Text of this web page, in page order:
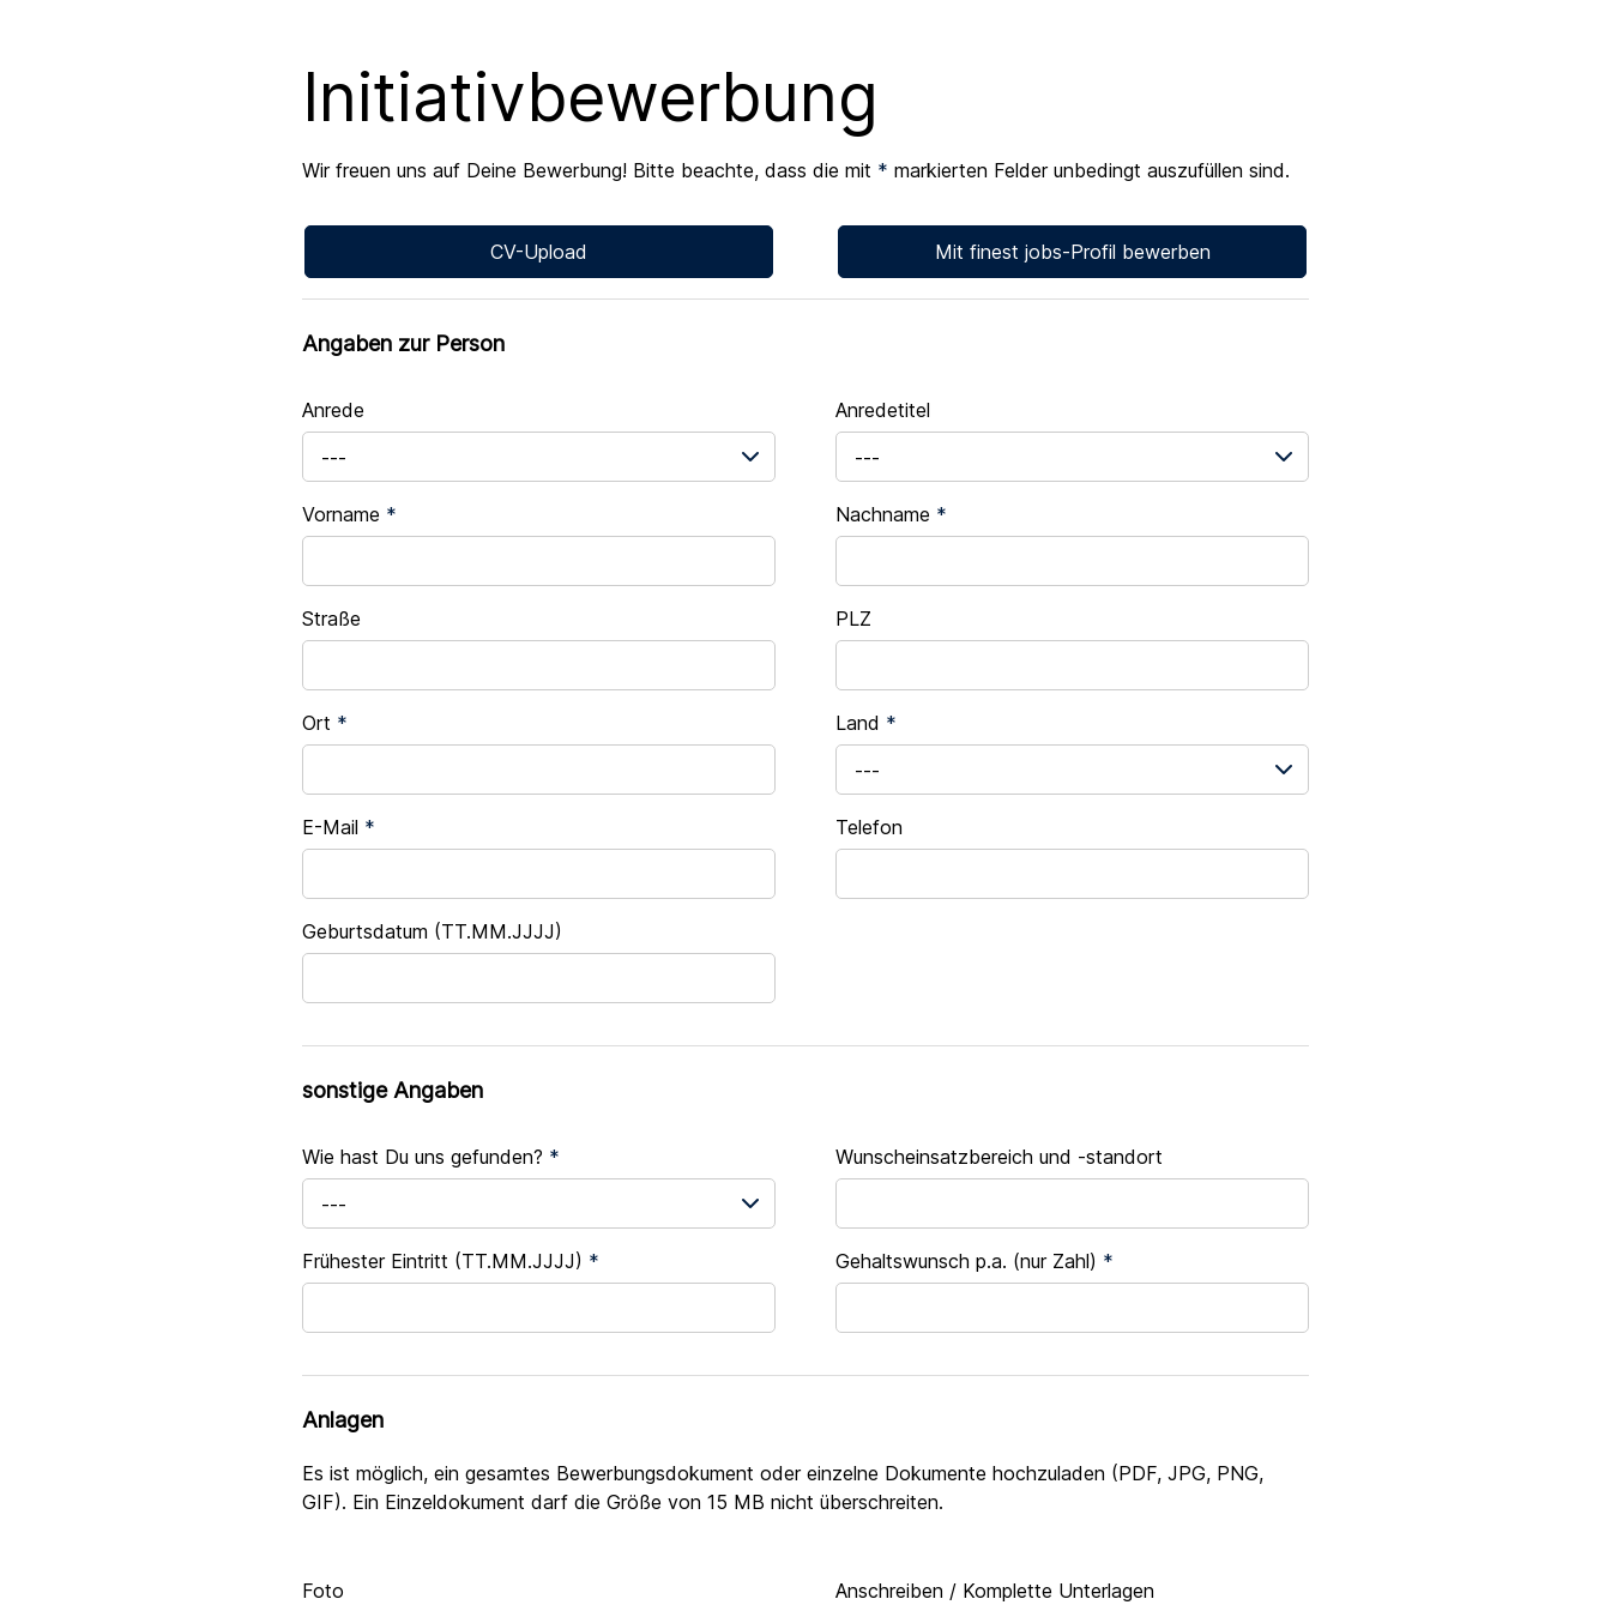
Initiativbewerbung
Wir freuen uns auf Deine Bewerbung! Bitte beachte, dass die mit * markierten Felder unbedingt auszufüllen sind.
CV-Upload Mit finest jobs-Profil bewerben
Angaben zur Person
Anrede
---
Anredetitel
---
Vorname * Nachname *
Straße PLZ
Ort * Land *
---
E-Mail * Telefon
Geburtsdatum (TT.MM.JJJJ)
sonstige Angaben
Wie hast Du uns gefunden? *
---
Wunscheinsatzbereich und -standort
Frühester Eintritt (TT.MM.JJJJ) * Gehaltswunsch p.a. (nur Zahl) *
Anlagen
Es ist möglich, ein gesamtes Bewerbungsdokument oder einzelne Dokumente hochzuladen (PDF, JPG, PNG,
GIF). Ein Einzeldokument darf die Größe von 15 MB nicht überschreiten.
Foto
Anschreiben / Komplette Unterlagen